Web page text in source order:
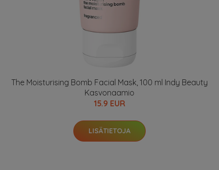
The Moisturising Bomb Facial Mask, 100 ml Indy Beauty
Kasvonaamio
15.9 EUR
LISÄTIETOJA